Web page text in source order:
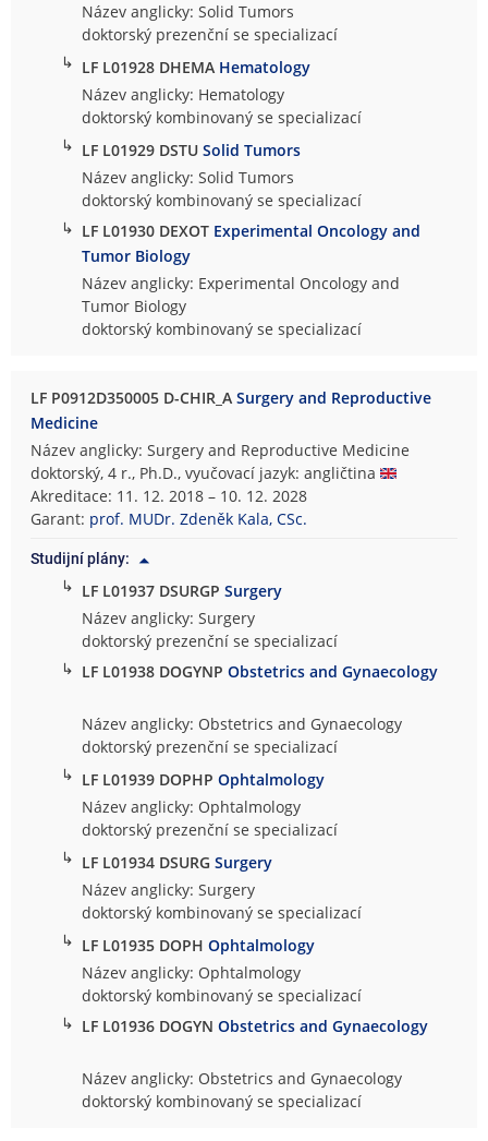
Název anglicky: Solid Tumors
doktorský prezenční se specializací
↳ LF L01928 DHEMA Hematology
Název anglicky: Hematology
doktorský kombinovaný se specializací
↳ LF L01929 DSTUSolid Tumors
Název anglicky: Solid Tumors
doktorský kombinovaný se specializací
↳ LF L01930 DEXOT Experimental Oncology and
Tumor Biology
Název anglicky: Experimental Oncology and
Tumor Biology
doktorský kombinovaný se specializací
LF P0912D350005 D-CHIR_ASurgery and Reproductive
Medicine
Název anglicky: Surgery and Reproductive Medicine
doktorský, 4 r., Ph.D., vyučovací jazyk: angličtina
Akreditace: 11. 12. 2018 – 10. 12. 2028
Garant: prof. MUDr. Zdeněk Kala, CSc.
Studijní plány:
↳ LF L01937 DSURGPSurgery
Název anglicky: Surgery
doktorský prezenční se specializací
↳ LF L01938 DOGYNPObstetrics and Gynaecology
Název anglicky: Obstetrics and Gynaecology
doktorský prezenční se specializací
↳ LF L01939 DOPHPOphtalmology
Název anglicky: Ophtalmology
doktorský prezenční se specializací
↳ LF L01934 DSURGSurgery
Název anglicky: Surgery
doktorský kombinovaný se specializací
↳ LF L01935 DOPHOphtalmology
Název anglicky: Ophtalmology
doktorský kombinovaný se specializací
↳ LF L01936 DOGYNObstetrics and Gynaecology
Název anglicky: Obstetrics and Gynaecology
doktorský kombinovaný se specializací